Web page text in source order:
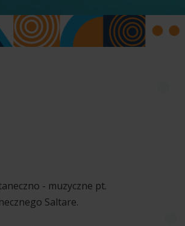
- muzyczne pt.
Saltare.